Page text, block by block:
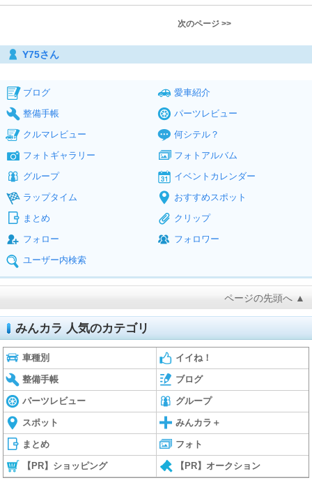
次のページ >>
Y75さん
ブログ
愛車紹介
整備手帳
パーツレビュー
クルマレビュー
何シテル？
フォトギャラリー
フォトアルバム
グループ
イベントカレンダー
ラップタイム
おすすめスポット
まとめ
クリップ
フォロー
フォロワー
ユーザー内検索
ページの先頭へ ▲
みんカラ 人気のカテゴリ
車種別 イイね！
整備手帳 ブログ
パーツレビュー グループ
スポット みんカラ＋
まとめ フォト
【PR】ショッピング 【PR】オークション